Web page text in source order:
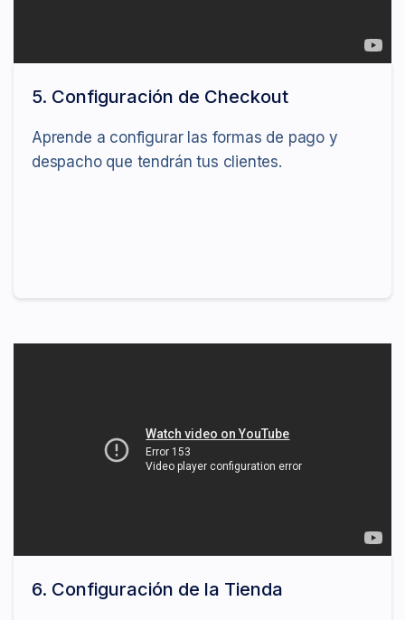
5. Configuración de Checkout
Aprende a configurar las formas de pago y
despacho que tendrán tus clientes.
6. Configuración de la Tienda